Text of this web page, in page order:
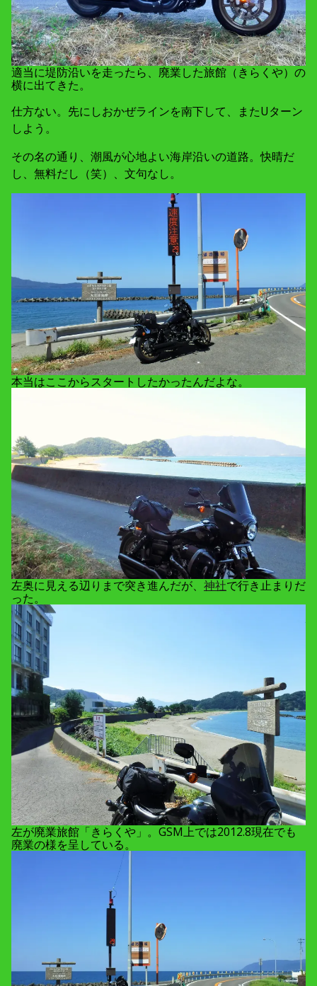
適当に堤防沿いを走ったら、廃業した旅館（きらくや）の
横に出てきた。
仕方ない。先にしおかぜラインを南下して、またUターン
しよう。
その名の通り、潮風が心地よい海岸沿いの道路。快晴だ
し、無料だし（笑）、文句なし。
本当はここからスタートしたかったんだよな。
左奥に見える辺りまで突き進んだが、 神社で行き止まりだ
った。
左が廃業旅館「きらくや」。GSM上では2012.8現在でも
廃業の様を呈している。